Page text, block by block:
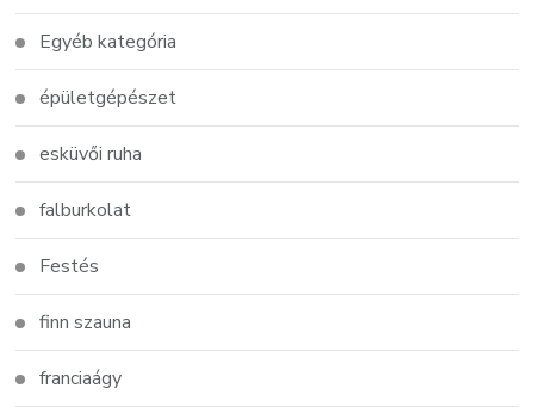
Egyéb kategória
épületgépészet
esküvői ruha
falburkolat
Festés
finn szauna
franciaágy